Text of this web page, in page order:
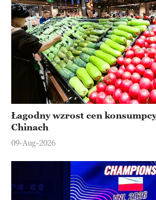
Łagodny wzrost cen
Chinach
09-Aug-2026